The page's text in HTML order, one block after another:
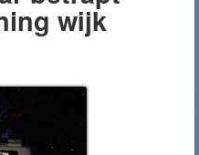
wijk